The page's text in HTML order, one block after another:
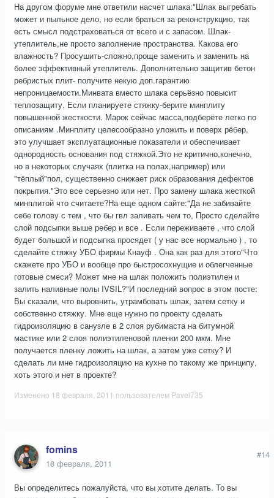
На другом форуме мне ответили насчет шлака:"Шлак выгребать
может и пыльное дело, но если браться за реконструкцию, так
есть смысл подстраховаться от всего и с запасом. Шлак-
утеплитель,не просто заполнение пространства. Какова его
влажность? Просушить-сложно,проще заменить и заменить на
более эффективный утеплитель. Дополнительно защитив бетон
ребристых плит- получите некую доп.гарантию
непроницаемости.Минвата вместо шлака серьёзно повысит
теплозащиту. Если планируете стяжку-берите минплиту
повышенной жесткости. Марок сейчас масса,подберёте легко по
описаниям .Минплиту целесообразно уложить и поверх рёбер,
это улучшает эксплуатационные показатели и обеспечивает
однородность основания под стяжкой.Это не критично,конечно,
но в некоторых случаях (плитка на полах,например) или
"тёплый"пол, существенно снижает риск образования дефектов
покрытия."Это все серьезно или нет. Про замену шлака жесткой
минплитой что считаете?На еще одном сайте:"Да не забивайте
себе голову с тем , что бы гвл заливать чем то, Просто сделайте
слой подсыпки выше ребер и все . Если переживаете , что слой
будет большой и подсыпка просядет ( у нас все нормально ) , то
сделайте стяжку УБО фирмы Кнауф . Она как раз для этого"Что
скажете про УБО и вообще про быстросохнущие и облегченные
готовые смеси? Может мне на шлак положить полиэтилен и
залить наливные полы IVSIL?"И последний вопрос в этом посте:
Вы сказали, что выровнить, утрамбовать шлак, затем сетку и
собственно стяжку. Мне еще нужно по проекту сделать
гидроизоляцию в санузле в 2 слоя рубимаста на битумной
мастике или 2 слоя полиэтиленовой пленки 200 мкм. Мне
получается пленку ложить на шлак, а затем уже сетку? И
сделать ли мне гидроизоляцию на кухне по такому же принципу,
хоть этого и нет в проекте?
Изменено 18 февраля, 2011 пользователем Pavel735
fomins
18 февраля, 2011
#14
Вы определитесь пожалуйста, что вы хотите делать. То вы